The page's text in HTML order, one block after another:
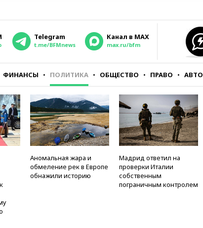
Telegram
t.me/BFMnews
Канал в MAX
max.ru/bfm
ФИНАНСЫ ПОЛИТИКА ОБЩЕСТВО ПРАВО АВТО
Аномальная жара и
обмеление рек в Европе
обнажили историю
Мадрид ответил на
проверки Италии
собственным
пограничным контролем